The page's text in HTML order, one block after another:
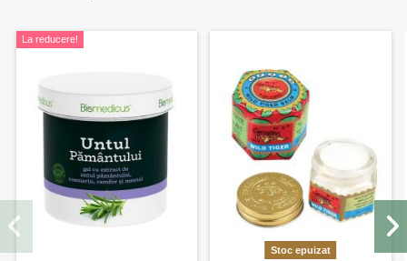
La reducere!
Stoc epuizat